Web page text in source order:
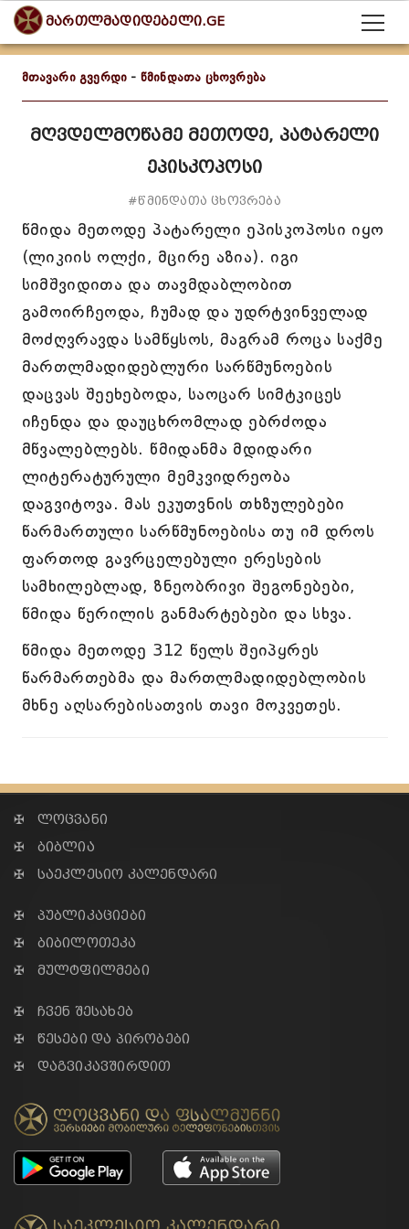
მართლმადიდებელი.GE
მთავარი გვერდი - წმინდათა ცხოვრება
მღვდელმოწამე მეთოდე, პატარელი
ეპისკოპოსი
#წმინდათა ცხოვრება
წმიდა მეთოდე პატარელი ეპისკოპოსი იყო
(ლიკიის ოლქი, მცირე აზია). იგი
სიმშვიდითა და თავმდაბლობით
გამოირჩეოდა, ჩუმად და უდრტვინველად
მოძღვრავდა სამწყსოს, მაგრამ როცა საქმე
მართლმადიდებლური სარწმუნოების
დაცვას შეეხებოდა, საოცარ სიმტკიცეს
იჩენდა და დაუცხრომლად ებრძოდა
მწვალებლებს. წმიდანმა მდიდარი
ლიტერატურული მემკვიდრეობა
დაგვიტოვა. მას ეკუთვნის თხზულებები
წარმართული სარწმუნოებისა თუ იმ დროს
ფართოდ გავრცელებული ერესების
სამხილებლად, ზნეობრივი შეგონებები,
წმიდა წერილის განმარტებები და სხვა.
წმიდა მეთოდე 312 წელს შეიპყრეს
წარმართებმა და მართლმადიდებლობის
მხნე აღსარებისათვის თავი მოკვეთეს.
✠ ლოცვანი
✠ ბიბლია
✠ საეკლესიო კალენდარი
✠ პუბლიკაციები
✠ ბიბილოთეკა
✠ მულტფილმები
✠ ჩვენ შესახებ
✠ წესები და პირობები
✠ დაგვიკავშირდით